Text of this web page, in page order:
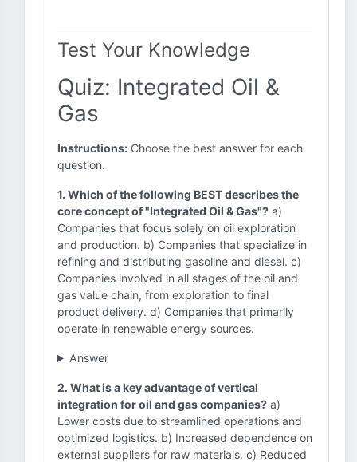
Test Your Knowledge
Quiz: Integrated Oil &
Gas
Instructions: Choose the best answer for each
question.
1. Which of the following BEST describes the
core concept of "Integrated Oil & Gas"? a)
Companies that focus solely on oil exploration
and production. b) Companies that specialize in
refining and distributing gasoline and diesel. c)
Companies involved in all stages of the oil and
gas value chain, from exploration to final
product delivery. d) Companies that primarily
operate in renewable energy sources.
Answer
2. What is a key advantage of vertical
integration for oil and gas companies? a)
Lower costs due to streamlined operations and
optimized logistics. b) Increased dependence on
external suppliers for raw materials. c) Reduced